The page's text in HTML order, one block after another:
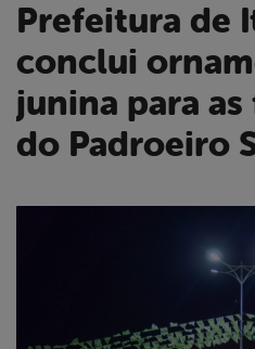
Prefeitura de Itapetim
conclui
junina para
do Padroeiro